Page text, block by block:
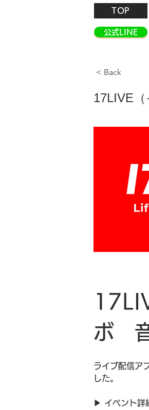
TOP
公式LINE
< Back
17LIVE
ボ　
ライブ配信ア
した。
▶︎ イベント詳